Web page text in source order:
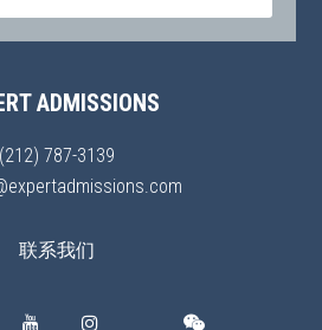
ADMISSIONS
(212) 787-3139
联系我们